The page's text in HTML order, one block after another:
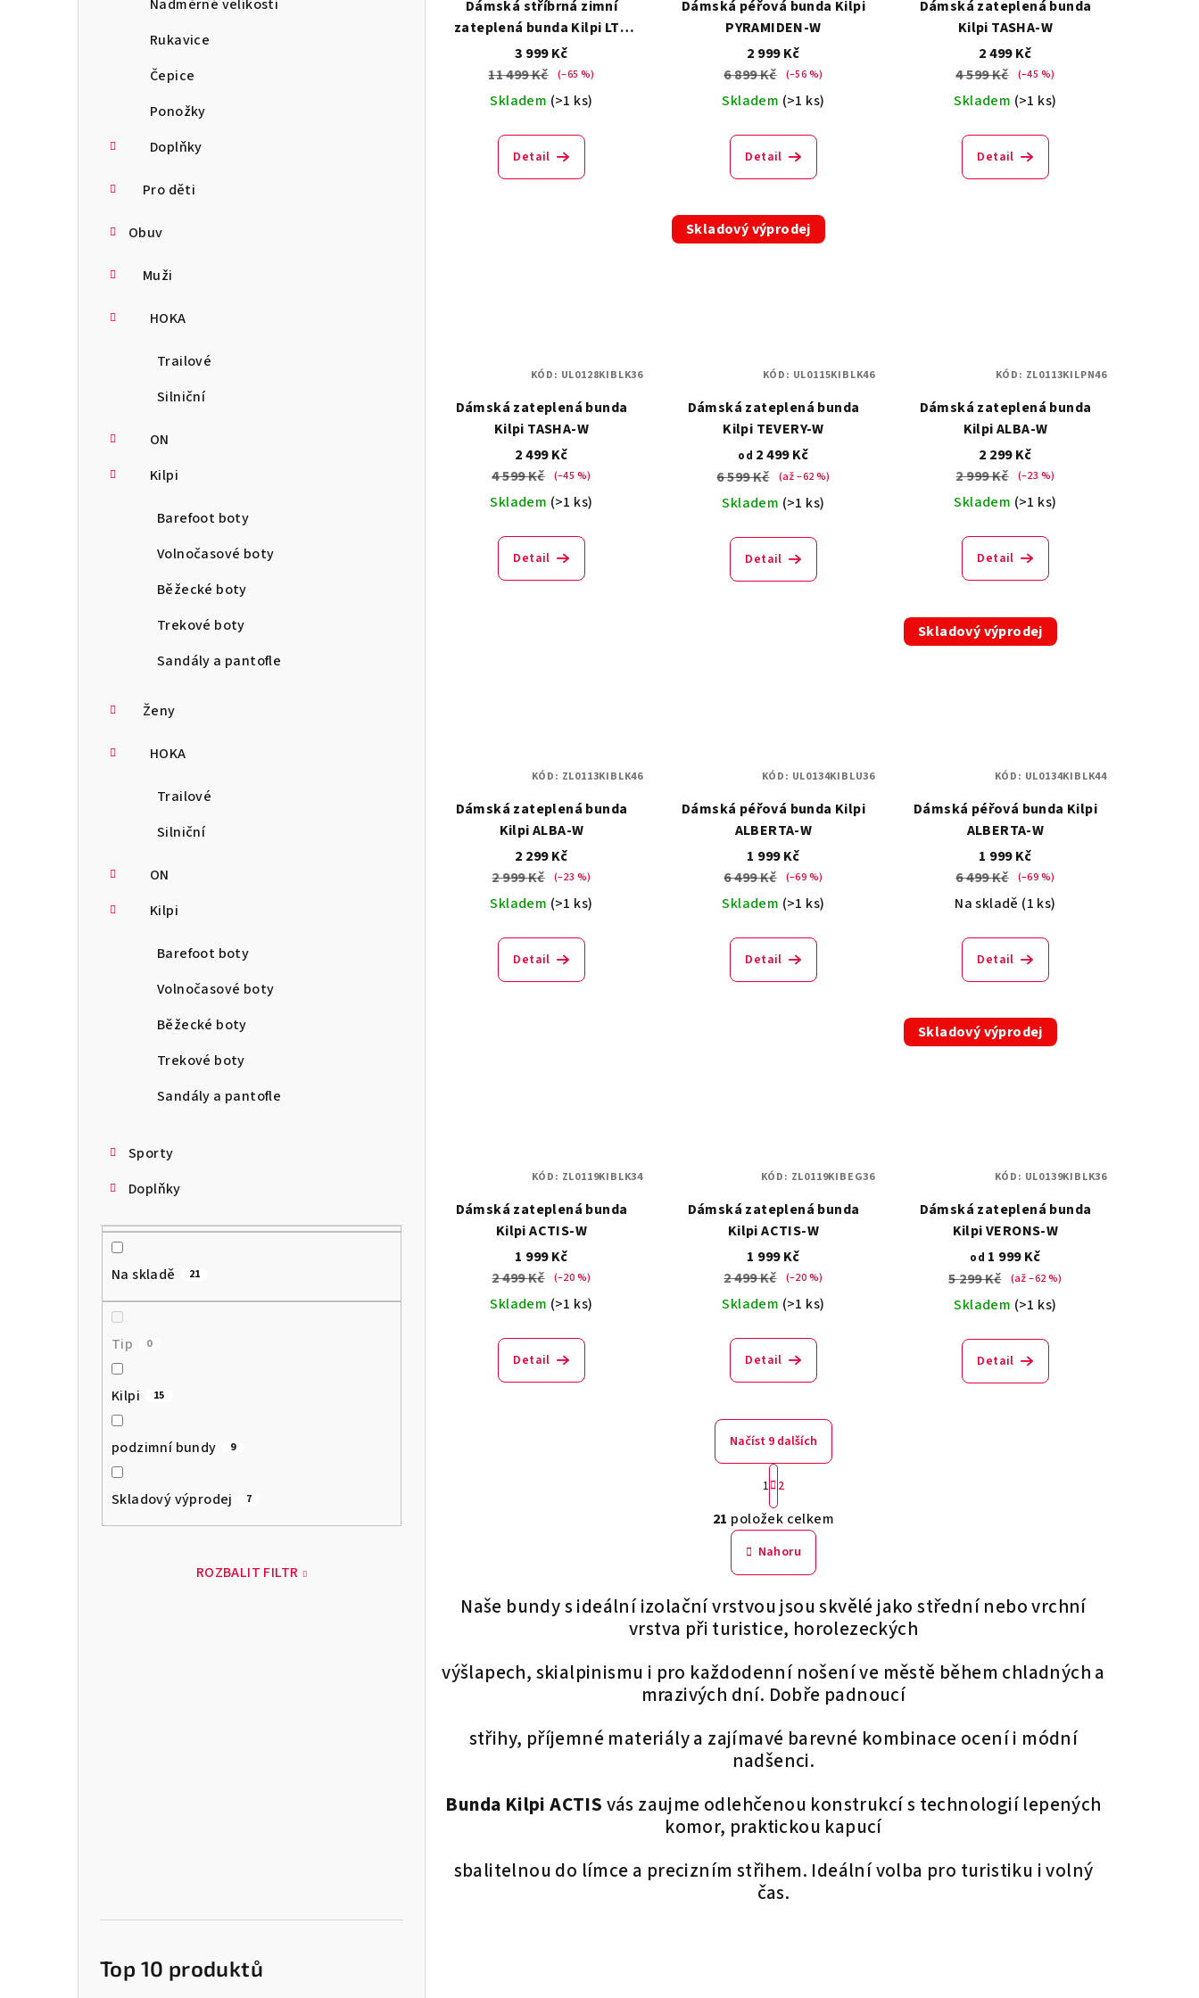
Nadměrné velikosti
Rukavice
Čepice
Ponožky
Doplňky
Pro děti
Obuv
Muži
HOKA
Trailové
Silniční
ON
Kilpi
Barefoot boty
Volnočasové boty
Běžecké boty
Trekové boty
Sandály a pantofle
Ženy
HOKA
Trailové
Silniční
ON
Kilpi
Barefoot boty
Volnočasové boty
Běžecké boty
Trekové boty
Sandály a pantofle
Sporty
Doplňky
Na skladě 21
Tip 0
Kilpi 15
podzimní bundy 9
Skladový výprodej 7
ROZBALIT FILTR
Top 10 produktů
d
Dámská stříbrná zimní
zateplená bunda Kilpi LTD
SIRIUS-W
3 999 Kč
11 499 Kč (–65 %)
Skladem (>1 ks)
Detail
Dámská péřová bunda Kilpi
PYRAMIDEN-W
2 999 Kč
6 899 Kč
(–56 %)
Skladem (>1 ks)
Detail
Dámská zateplená bunda
Kilpi TASHA-W
2 499 Kč
4 599 Kč
(–45 %)
Skladem (>1 ks)
Detail
Dámská zateplená bunda
Kilpi TASHA-W
2 499 Kč
4 599 Kč
(–45 %)
Skladem (>1 ks)
Detail
KÓD: UL0128KIBLK36
Skladový výprodej
Dámská zateplená bunda
Kilpi TEVERY-W
od 2 499 Kč
6 599 Kč
(až –62 %)
Skladem (>1 ks)
Detail
KÓD: UL0115KIBLK46
Dámská zateplená bunda
Kilpi ALBA-W
2 299 Kč
2 999 Kč
(–23 %)
Skladem (>1 ks)
Detail
KÓD: ZL0113KILPN46
Dámská zateplená bunda
Kilpi ALBA-W
2 299 Kč
2 999 Kč
(–23 %)
Skladem (>1 ks)
Detail
KÓD: ZL0113KIBLK46
Dámská péřová bunda Kilpi
ALBERTA-W
1 999 Kč
6 499 Kč
(–69 %)
Skladem (>1 ks)
Detail
KÓD: UL0134KIBLU36
Skladový výprodej
Dámská péřová bunda Kilpi
ALBERTA-W
1 999 Kč
6 499 Kč
(–69 %)
Na skladě (1 ks)
Detail
KÓD: UL0134KIBLK44
Dámská zateplená bunda
Kilpi ACTIS-W
1 999 Kč
2 499 Kč
(–20 %)
Skladem (>1 ks)
Detail
KÓD: ZL0119KIBLK34
Dámská zateplená bunda
Kilpi ACTIS-W
1 999 Kč
2 499 Kč
(–20 %)
Skladem (>1 ks)
Detail
KÓD: ZL0119KIBEG36
Skladový výprodej
Dámská zateplená bunda
Kilpi VERONS-W
od 1 999 Kč
5 299 Kč
(až –62 %)
Skladem (>1 ks)
Detail
KÓD: UL0139KIBLK36
O
v
l
á
d
a
í
p
r
v
y
v
p
i
Načíst 9 dalších
S
t
r
á
n
k
o
v
á
í
1 2
21 položek celkem
Nahoru
Naše bundy s ideální izolační vrstvou jsou skvělé jako střední nebo vrchní
vrstva při turistice, horolezeckých
výšlapech, skialpinismu i pro každodenní nošení ve městě během chladných a
mrazivých dní. Dobře padnoucí
střihy, příjemné materiály a zajímavé barevné kombinace ocení i módní
nadšenci.
Bunda Kilpi ACTISvás zaujme odlehčenou konstrukcí s technologií lepených
komor, praktickou kapucí
sbalitelnou do límce a precizním střihem. Ideální volba pro turistiku i volný
čas.